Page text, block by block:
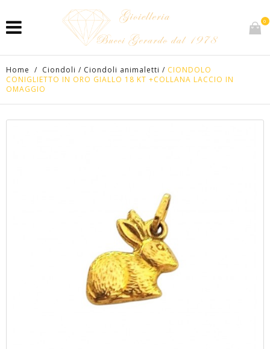
0
Home / Ciondoli / Ciondoli animaletti / CIONDOLO
CONIGLIETTO IN ORO GIALLO 18 KT +COLLANA LACCIO IN
OMAGGIO